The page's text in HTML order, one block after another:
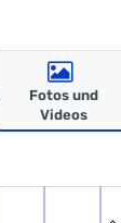
Fotos und
Videos